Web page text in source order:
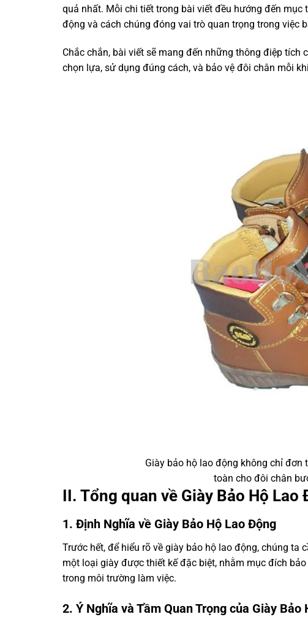
quả nhất. Mỗi chi tiết trong bài viết đều hướng đến
động và cách chúng đóng vai trò quan trọng trong việc
Chắc chắn, bài viết sẽ mang đến những thông điệp
chọn lựa, sử dụng đúng cách, và bảo vệ đôi chân mỗi
Giày bảo hộ lao động không chỉ
toàn cho đôi chân
II. Tổng quan về Giày Bảo Hộ Lao
1. Định Nghĩa về Giày Bảo Hộ Lao Động
Trước hết, để hiểu rõ về giày bảo hộ lao động, chúng
một loại giày được thiết kế đặc biệt, nhằm mục đích
trong môi trường làm việc.
2. Ý Nghĩa và Tầm Quan Trọng của Giày Bảo